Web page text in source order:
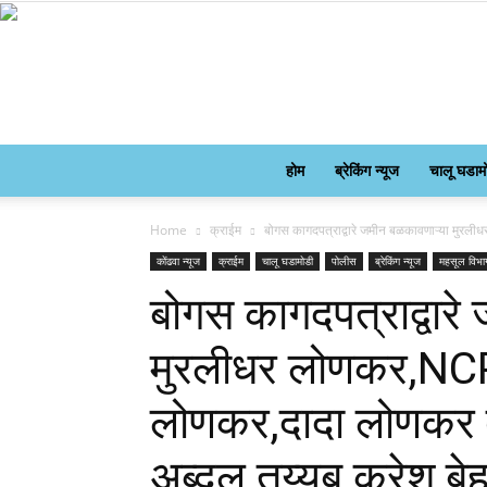
होम ब्रेकिंग न्यूज चालू
Home क्राईम बोगस कागदपत्राद्वारे जमीन बळकावणाऱ्या
कोंढवा न्यूज क्राईम चालू घडामोडी पोलीस ब्रेकिंग न्यूज महसूल
बोगस
मुरलीधर
लोणकर,दादा लोणकर